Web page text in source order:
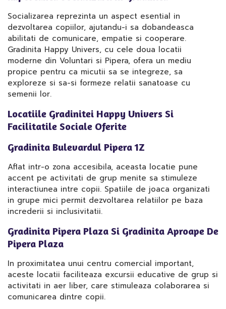
Socializarea reprezinta un aspect esential in
dezvoltarea copiilor, ajutandu-i sa dobandeasca
abilitati de comunicare, empatie si cooperare.
Gradinita Happy Univers, cu cele doua locatii
moderne din Voluntari si Pipera, ofera un mediu
propice pentru ca micutii sa se integreze, sa
exploreze si sa-si formeze relatii sanatoase cu
semenii lor.
Locatiile Gradinitei Happy Univers Si
Facilitatile Sociale Oferite
Gradinita Bulevardul Pipera 1Z
Aflat intr-o zona accesibila, aceasta locatie pune
accent pe activitati de grup menite sa stimuleze
interactiunea intre copii. Spatiile de joaca organizati
in grupe mici permit dezvoltarea relatiilor pe baza
increderii si inclusivitatii.
Gradinita Pipera Plaza Si Gradinita Aproape De
Pipera Plaza
In proximitatea unui centru comercial important,
aceste locatii faciliteaza excursii educative de grup si
activitati in aer liber, care stimuleaza colaborarea si
comunicarea dintre copii.